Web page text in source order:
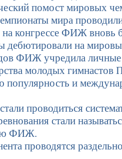
помост мировых
мира
конгрессе ФИЖ вновь
дебютировали на
ФИЖ учредила
молодых
и
проводиться
стали
ФИЖ.
проводятся